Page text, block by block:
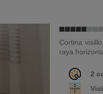
Cortina
raya
2